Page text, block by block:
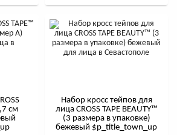
см
Набор кросс тейпов для
лица CROSS TAPE BEAUTY™
(3 размера в упаковке)
бежевый $р_title_town_up